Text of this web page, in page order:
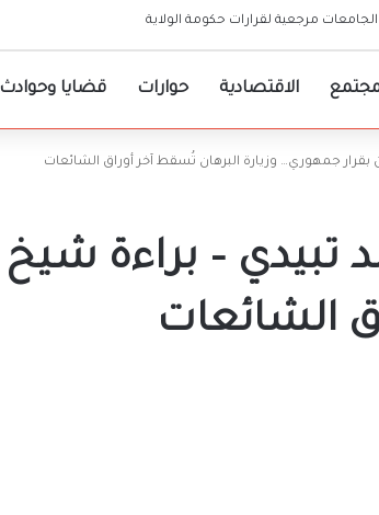
الجامعات مرجعية لقرارات حكومة الولاية
الاقتصادية حوارات قضايا وحوادث
جمهوري… وزيارة البرهان تُسقط آخر أوراق الشائعات
– براءة شيخ
الشائعات